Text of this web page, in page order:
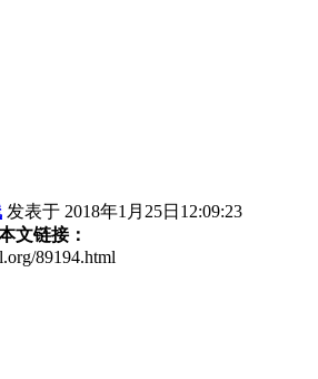
发表于 2018年1月25日12:09:23
文链接：
89194.html